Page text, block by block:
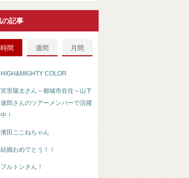
の記事
間 週間 月間
HIGH&MIGHTY COLOR
宮里陽太さん～都城市在住～山下
達郎さんのツアーメンバーで活躍
中！
濱田ここねちゃん
結婚おめでとう！！
フルトンさん！